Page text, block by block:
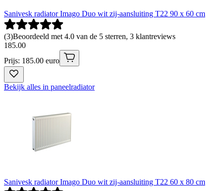
Sanivesk radiator Imago Duo wit zij-aansluiting T22 90 x 60 cm
(3)Beoordeeld met 4.0 van de 5 sterren, 3 klantreviews
185.00
Prijs: 185.00 euro
Bekijk alles in paneelradiator
Sanivesk radiator Imago Duo wit zij-aansluiting T22 60 x 80 cm